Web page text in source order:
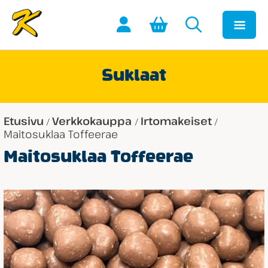
Suklaat
Etusivu / Verkkokauppa / Irtomakeiset /
Maitosuklaa Toffeerae
Maitosuklaa Toffeerae